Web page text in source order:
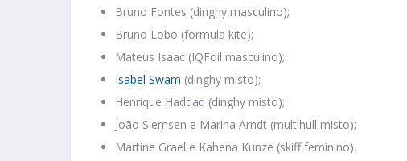
Bruno Fontes (dinghy masculino);
Bruno Lobo (formula kite);
Mateus Isaac (IQFoil masculino);
Isabel Swam (dinghy misto);
Henrique Haddad (dinghy misto);
João Siemsen e Marina Arndt (multihull misto);
Martine Grael e Kahena Kunze (skiff feminino).